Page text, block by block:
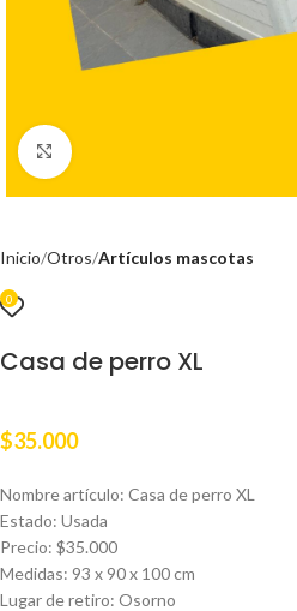
Clic para ampliar
Inicio Otros Artículos mascotas
0
Casa de perro XL
$35.000
Nombre artículo: Casa de perro XL
Estado: Usada
Precio: $35.000
Medidas: 93 x 90 x 100 cm
Lugar de retiro: Osorno